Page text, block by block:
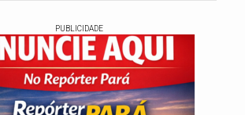
PUBLICIDADE